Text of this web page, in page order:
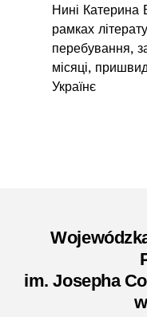
Нині Катерина
рамках
перебування,
місяці,
Українє
im. Josepha